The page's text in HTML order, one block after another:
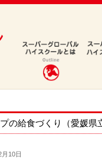
の給食づくり（愛媛県
10日